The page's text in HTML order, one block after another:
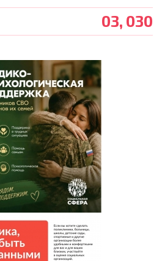
03, 030